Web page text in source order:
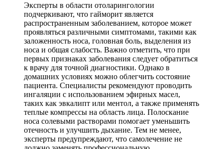
Эксперты в области отоларингологии
подчеркивают, что гайморит является
распространенным заболеванием, которое может
проявляться различными симптомами, такими как
заложенность носа, головная боль, выделения из
носа и общая слабость. Важно отметить, что при
первых признаках заболевания следует обратиться
к врачу для точной диагностики. Однако в
домашних условиях можно облегчить состояние
пациента. Специалисты рекомендуют проводить
ингаляции с использованием эфирных масел,
таких как эвкалипт или ментол, а также применять
теплые компрессы на область лица. Полоскание
носа солевыми растворами помогает уменьшить
отечность и улучшить дыхание. Тем не менее,
эксперты предупреждают, что самолечение не